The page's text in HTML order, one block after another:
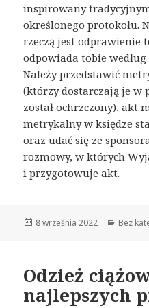
inspirowany
określonego protokołu.
rzeczą jest odprawienie
odpowiada tobie
Należy przedstawić
(którzy dostarczają je w
został ochrzczony), akt
metrykalny w księdze
oraz udać się ze
rozmowy, w których
i przygotowuje akt.
Opublikowano
8 września 2022 Bez
Odzież
najlepszych